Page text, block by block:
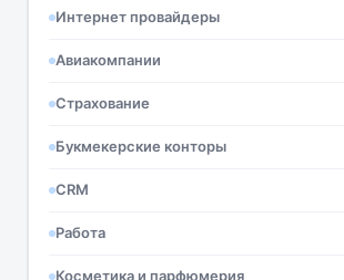
Интернет провайдеры
Авиакомпании
Страхование
Букмекерские конторы
CRM
Работа
Косметика и парфюмерия